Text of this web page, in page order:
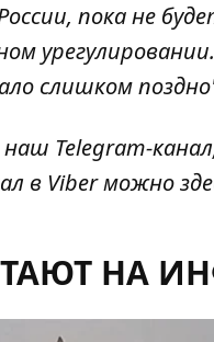
пока не
слишком
наш Telegram-канал
в Viber можно
НА